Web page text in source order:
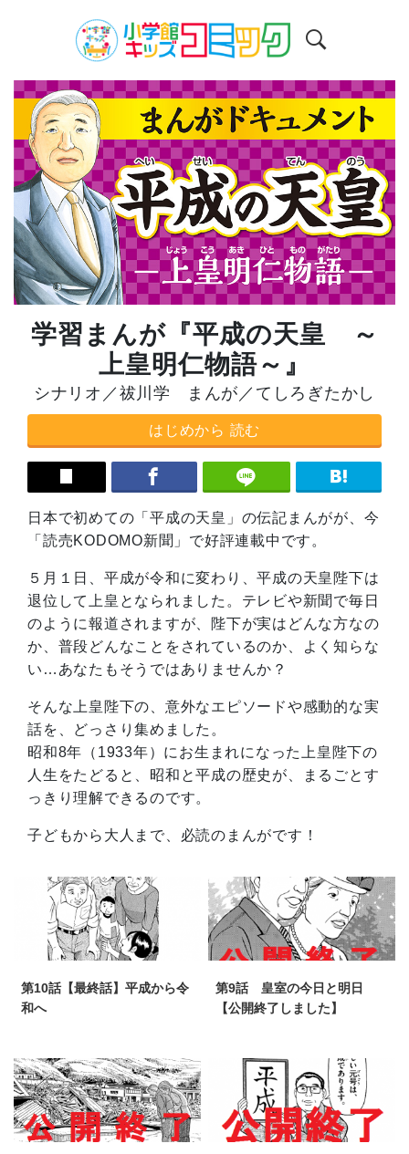
学習まんが『平成の天皇 ～
上皇明仁物語～』
シナリオ／ 祓川学 まんが／ てしろぎたかし
はじめから 読む
日本で初めての「平成の天皇」の伝記まんがが、今
「読売KODOMO新聞」で好評連載中です。
５月１日、平成が令和に変わり、平成の天皇陛下は
退位して上皇となられました。テレビや新聞で毎日
のように報道されますが、陛下が実はどんな方なの
か、普段どんなことをされているのか、よく知らな
い…あなたもそうではありませんか？
そんな上皇陛下の、意外なエピソードや感動的な実
話を、どっさり集めました。
昭和8年（1933年）にお生まれになった上皇陛下の
人生をたどると、昭和と平成の歴史が、まるごとす
っきり理解できるのです。
子どもから大人まで、必読のまんがです！
第10話【最終話】平成から令
和へ
第9話 皇室の今日と明日
【公開終了しました】